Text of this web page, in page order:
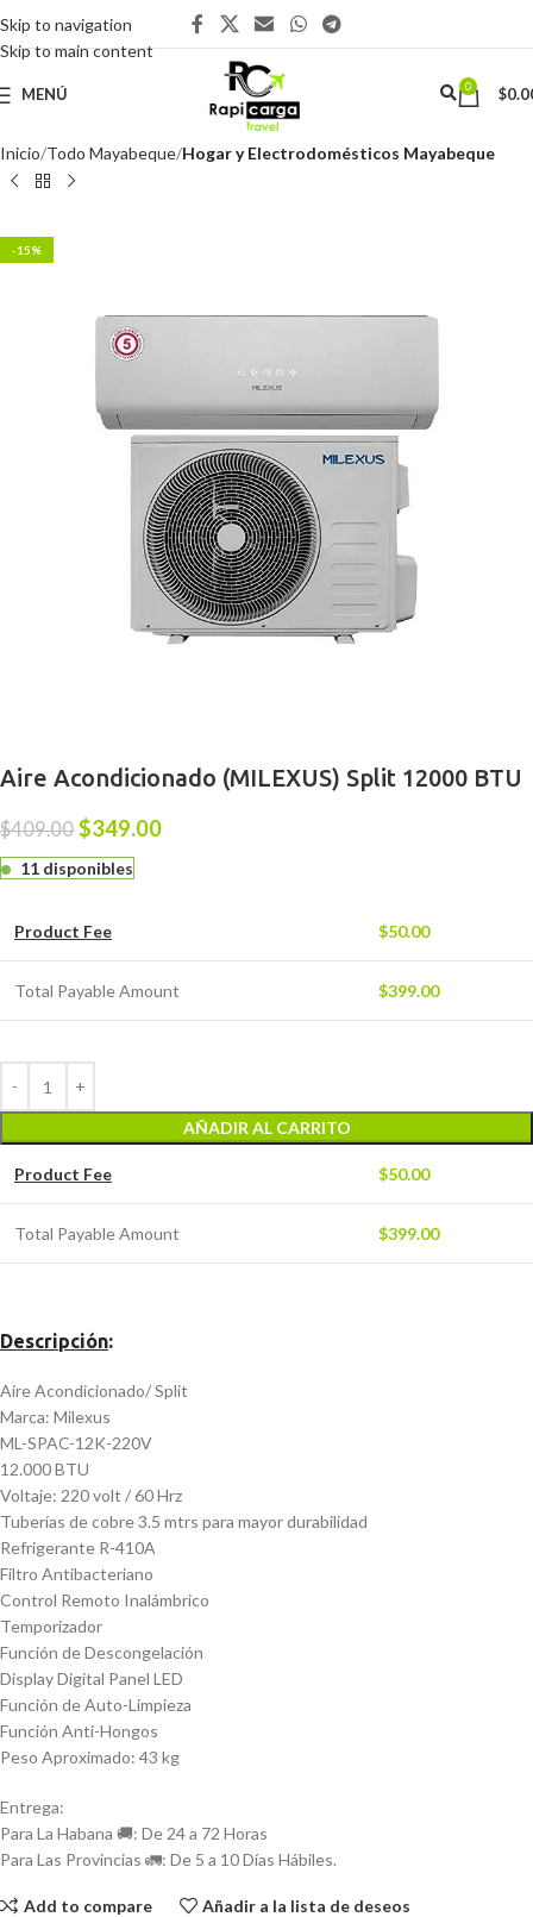
Skip to navigation
Skip to main content
MENÚ 0 $
Inicio Todo Mayabeque Hogar y Electrodomésticos Mayabeque
-15%
Aire Acondicionado (MILEXUS) Split 12000 BTU
$409.00 $349.00
11 disponibles
Product Fee $50.00
Total Payable Amount $399.00
AÑADIR AL CARRITO
Product Fee $50.00
Total Payable Amount $399.00
Descripción:
Aire Acondicionado/ Split
Marca: Milexus
ML-SPAC-12K-220V
12.000 BTU
Voltaje: 220 volt / 60 Hrz
Tuberías de cobre 3.5 mtrs para mayor durabilidad
Refrigerante R-410A
Filtro Antibacteriano
Control Remoto Inalámbrico
Temporizador
Función de Descongelación
Display Digital Panel LED
Función de Auto-Limpieza
Función Anti-Hongos
Peso Aproximado: 43 kg
Entrega:
Para La Habana 🚚: De 24 a 72 Horas
Para Las Provincias 🚛: De 5 a 10 Días Hábiles.
Add to compare Añadir a la lista de deseos